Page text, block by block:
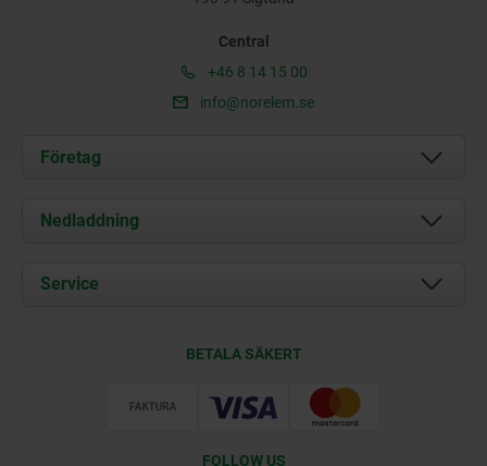
Central
+46 8 14 15 00
info@norelem.se
Företag
Om oss
Kontakt
Nedladdning
Documents
Service
BETALA SÄKERT
FOLLOW US